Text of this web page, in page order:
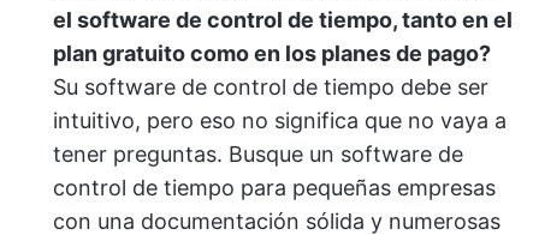
el software de control de tiempo, tanto en el
plan gratuito como en los planes de pago?
Su software de control de tiempo debe ser
intuitivo, pero eso no significa que no vaya a
tener preguntas. Busque un software de
control de tiempo para pequeñas empresas
con una documentación sólida y numerosas